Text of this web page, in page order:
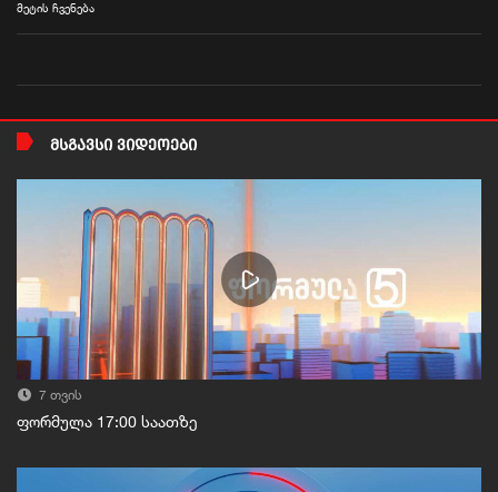
მეტის ჩვენება
ᲛᲡᲒᲐᲕᲡᲘ ᲕᲘᲓᲔᲝᲔᲑᲘ
7 თვის
ფორმულა 17:00 საათზე